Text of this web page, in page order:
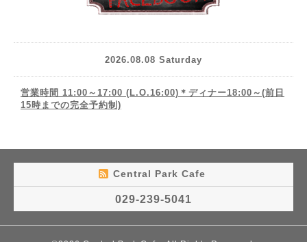
2026.08.08 Saturday
営業時間 11:00～17:00 (L.O.16:00)＊ディナー18:00～(前日
15時までの完全予約制)
Central Park Cafe
029-239-5041